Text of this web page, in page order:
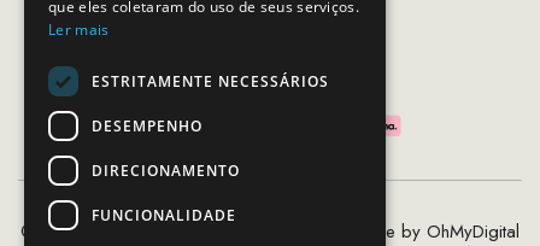
PAGAMENTOS SEGUROS
©2020 - 2026 MCS - Mob Crew Store | Made by OhMyDigital
que eles coletaram do uso de seus serviços.
Ler mais
ESTRITAMENTE NECESSÁRIOS
DESEMPENHO
DIRECIONAMENTO
FUNCIONALIDADE